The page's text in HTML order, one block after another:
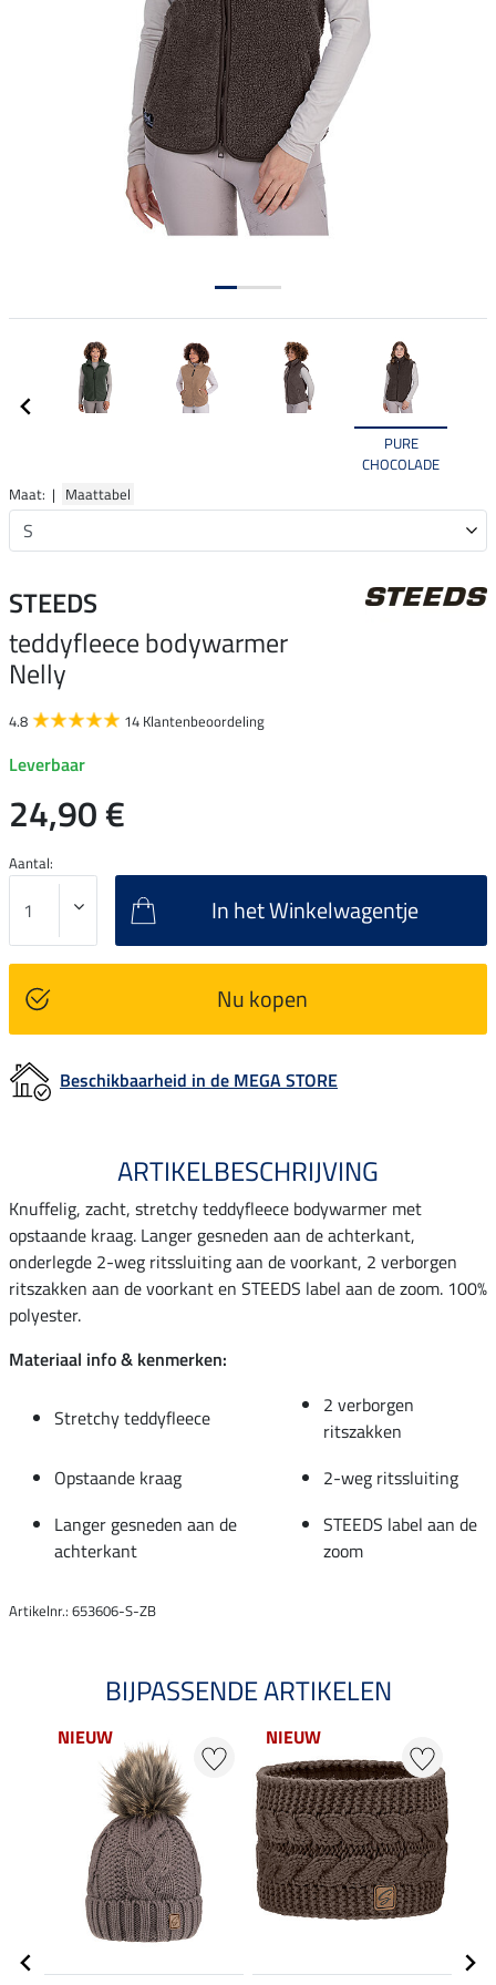
PURE
CHOCOLADE
Maat: | Maattabel
STEEDS
teddyfleece bodywarmer
Nelly
4.8 14 Klantenbeoordeling
Leverbaar
24,90 €
Aantal:
In het Winkelwagentje
Nu kopen
Beschikbaarheid in de MEGA STORE
ARTIKELBESCHRIJVING
Knuffelig, zacht, stretchy teddyfleece bodywarmer met
opstaande kraag. Langer gesneden aan de achterkant,
onderlegde 2-weg ritssluiting aan de voorkant, 2 verborgen
ritszakken aan de voorkant en STEEDS label aan de zoom. 100%
polyester.
Materiaal info & kenmerken:
Stretchy teddyfleece
2 verborgen
ritszakken
Opstaande kraag
2-weg ritssluiting
Langer gesneden aan de
achterkant
STEEDS label aan de
zoom
Artikelnr.: 653606-S-ZB
BIJPASSENDE ARTIKELEN
NIEUW NIEUW